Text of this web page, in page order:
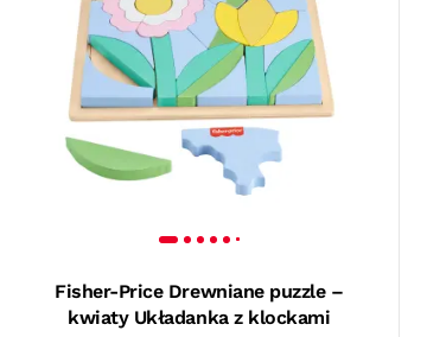
Fisher-Price Drewniane puzzle –
kwiaty Układanka z klockami